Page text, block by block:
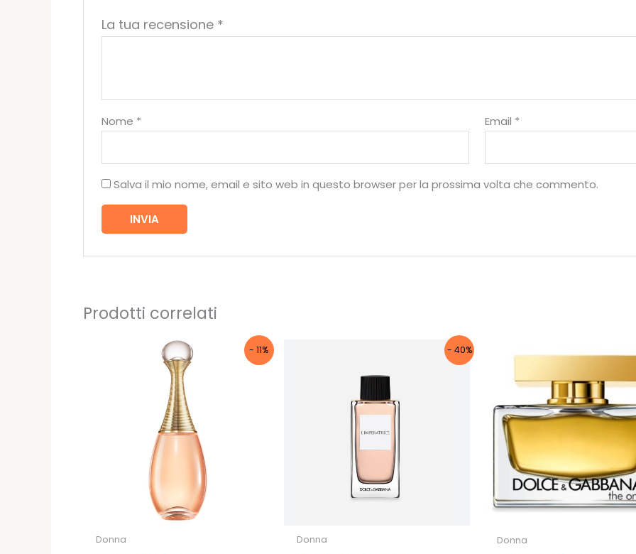
La tua recensione *
Nome * Email *
Salva il mio nome, email e sito web in questo browser per la prossima volta che commento.
Prodotti correlati
- 11%
Donna
- 40%
Donna Donna
10%
Iscriviti per ricevere il tuo sconto
Autorizzo il trattamento dei dati
Non inviamo spam! Leggi la nostraInformativa
sulla privacy
per avere maggiori informazioni.